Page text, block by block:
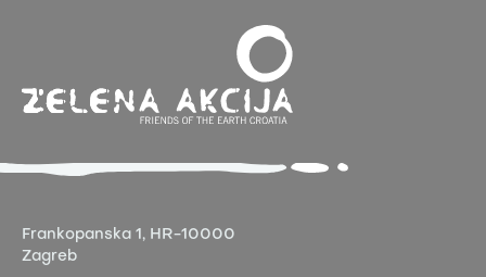
Frankopanska 1, HR-10000
Zagreb